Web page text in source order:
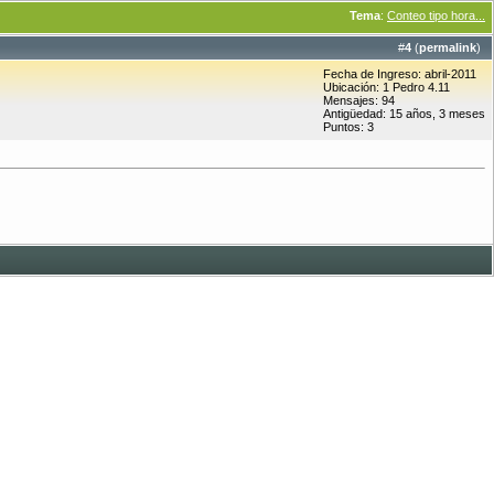
Tema: Conteo tipo hora...
#4 (permalink)
Fecha de Ingreso: abril-2011
Ubicación: 1 Pedro 4.11
Mensajes: 94
Antigüedad: 15 años, 3 meses
Puntos: 3